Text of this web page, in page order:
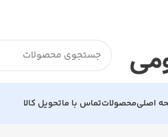
اصلیمحصولاتتماس با ماتحویل کالا